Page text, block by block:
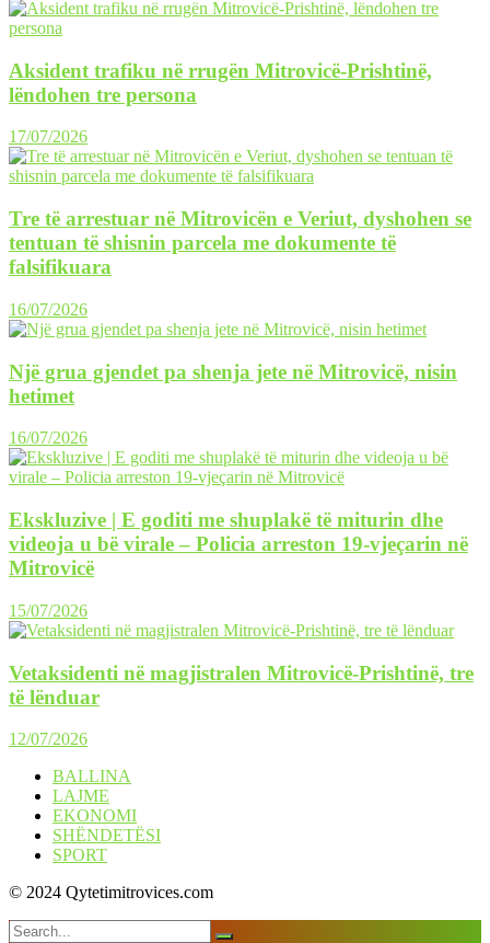
Aksident trafiku në rrugën Mitrovicë-Prishtinë,
lëndohen tre persona
17/07/2026
Tre të arrestuar në Mitrovicën e Veriut, dyshohen se
tentuan të shisnin parcela me dokumente të
falsifikuara
16/07/2026
Një grua gjendet pa shenja jete në Mitrovicë, nisin
hetimet
16/07/2026
Ekskluzive | E goditi me shuplakë të miturin dhe
videoja u bë virale – Policia arreston 19-vjeçarin në
Mitrovicë
15/07/2026
Vetaksidenti në magjistralen Mitrovicë-Prishtinë, tre
të lënduar
12/07/2026
BALLINA
LAJME
EKONOMI
SHËNDETËSI
SPORT
© 2024 Qytetimitrovices.com